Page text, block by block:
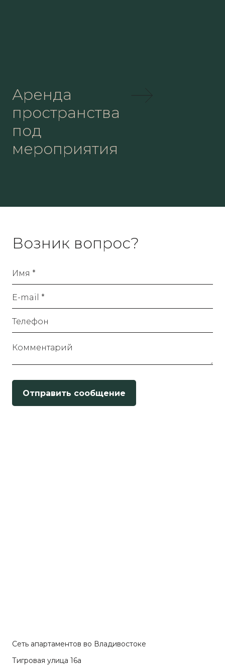
Аренда
пространства
под
мероприятия
Возник вопрос?
Имя *
E-mail *
Телефон
Комментарий
Отправить сообщение
Сеть апартаментов во Владивостоке
Тигровая улица 16а